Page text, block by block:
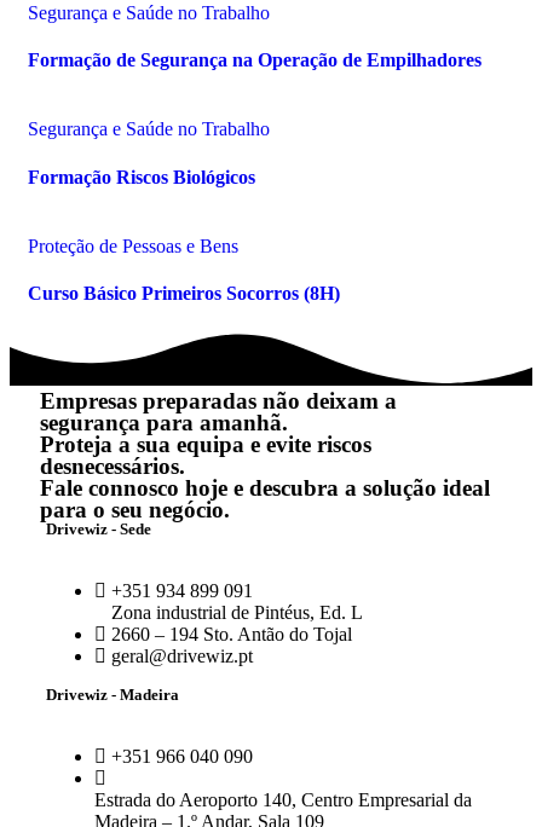
Segurança e Saúde no Trabalho
Formação de Segurança na Operação de Empilhadores
Segurança e Saúde no Trabalho
Formação Riscos Biológicos
Proteção de Pessoas e Bens
Curso Básico Primeiros Socorros (8H)
Empresas preparadas não deixam a
segurança para amanhã.
Proteja a sua equipa e evite riscos
desnecessários.
Fale connosco hoje e descubra a solução ideal
para o seu negócio.
Drivewiz - Sede
+351 934 899 091
Zona industrial de Pintéus, Ed. L
2660 – 194 Sto. Antão do Tojal
geral@drivewiz.pt
Drivewiz - Madeira
+351 966 040 090
Estrada do Aeroporto 140, Centro Empresarial da
Madeira – 1.º Andar, Sala 109